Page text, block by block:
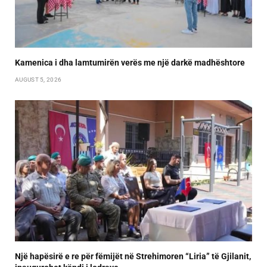
Kamenica i dha lamtumirën verës me një darkë madhështore
AUGUST 5, 2026
Një hapësirë e re për fëmijët në Strehimoren “Liria” të Gjilanit,